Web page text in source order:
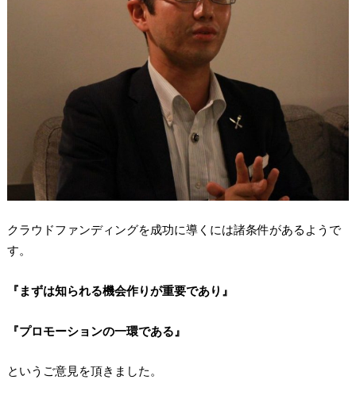
クラウドファンディングを成功に導くには諸条件があるようで
す。
『まずは知られる機会作りが重要であり』
『プロモーションの一環である』
というご意見を頂きました。